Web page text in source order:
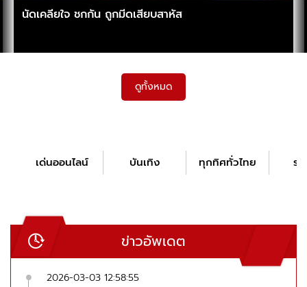
นัดเคลียใจ ชกกัน ถูกมีดเสียบสาหัส
ดูทั้งหมด
เด่นออนไลน์ บันเทิง ทุกทิศทั่วไทย ร
ข่าวอัพเดต
2026-03-03 12:58:55